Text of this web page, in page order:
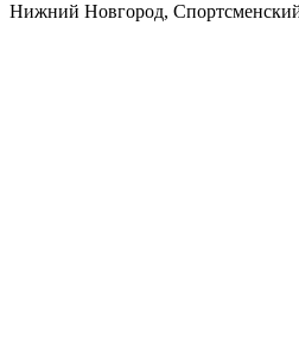
Нижний Новгород, Спортсменский